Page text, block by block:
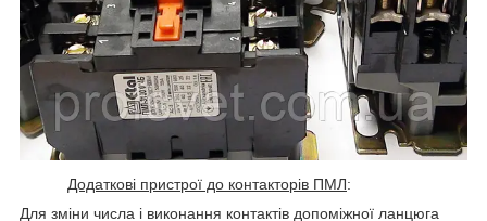
Додаткові пристрої до контакторів ПМЛ:
Для зміни числа і виконання контактів допоміжної ланцюга